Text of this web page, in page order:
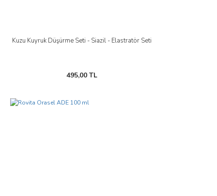
Kuzu Kuyruk Düşürme Seti - Siazil - Elastratör Seti
495,00 TL